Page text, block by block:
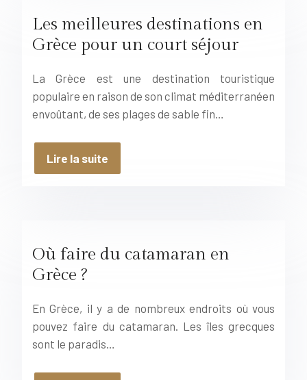
Les meilleures destinations en
Grèce pour un court séjour
La Grèce est une destination touristique
populaire en raison de son climat méditerranéen
envoûtant, de ses plages de sable fin…
Lire la suite
Où faire du catamaran en
Grèce ?
En Grèce, il y a de nombreux endroits où vous
pouvez faire du catamaran. Les îles grecques
sont le paradis…